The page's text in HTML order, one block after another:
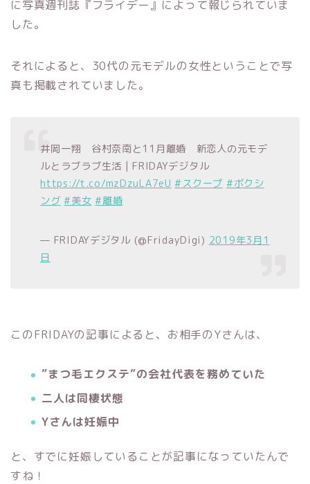
に写真週刊誌『フライデー』によって報じられていま
した。
それによると、30代の元モデルの女性ということで写
真も掲載されていました。
井岡一翔 谷村奈南と11月離婚 新恋人の元モデ
ルとラブラブ生活 | FRIDAYデジタル
https://t.co/mzDzuLA7eU #スクープ #ボクシ
ング #美女 #離婚
— FRIDAYデジタル (@FridayDigi) 2019年3月1
日
このFRIDAYの記事によると、お相手のYさんは、
”まつ毛エクステ”の会社代表を務めていた
二人は同棲状態
Yさんは妊娠中
と、すでに妊娠していることが記事になっていたんで
すね！